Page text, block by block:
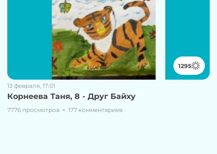
1295
13 февраля, 17:01
Корнеева Таня, 8 - Друг Байху
7776 просмотров 177 комментариев